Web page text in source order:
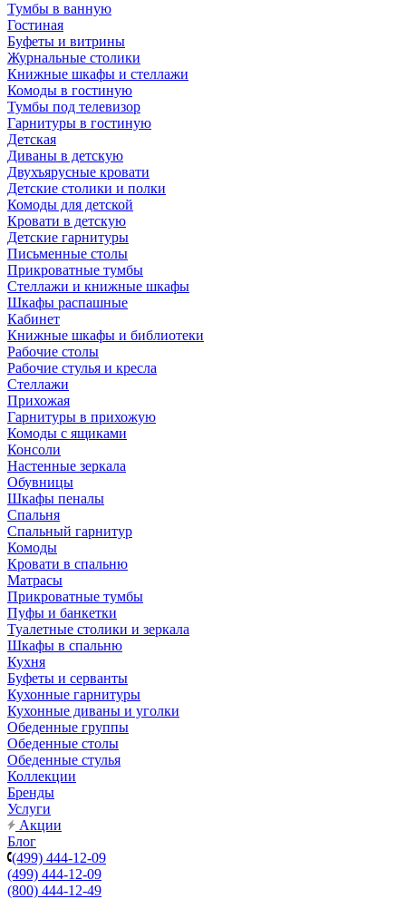
Тумбы в ванную
Гостиная
Буфеты и витрины
Журнальные столики
Книжные шкафы и стеллажи
Комоды в гостиную
Тумбы под телевизор
Гарнитуры в гостиную
Детская
Диваны в детскую
Двухъярусные кровати
Детские столики и полки
Комоды для детской
Кровати в детскую
Детские гарнитуры
Письменные столы
Прикроватные тумбы
Стеллажи и книжные шкафы
Шкафы распашные
Кабинет
Книжные шкафы и библиотеки
Рабочие столы
Рабочие стулья и кресла
Стеллажи
Прихожая
Гарнитуры в прихожую
Комоды с ящиками
Консоли
Настенные зеркала
Обувницы
Шкафы пеналы
Спальня
Спальный гарнитур
Комоды
Кровати в спальню
Матрасы
Прикроватные тумбы
Пуфы и банкетки
Туалетные столики и зеркала
Шкафы в спальню
Кухня
Буфеты и серванты
Кухонные гарнитуры
Кухонные диваны и уголки
Обеденные группы
Обеденные столы
Обеденные стулья
Коллекции
Бренды
Услуги
Акции
Блог
(499) 444-12-09
(499) 444-12-09
(800) 444-12-49